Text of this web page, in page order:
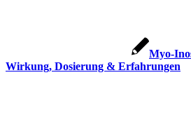
Myo-
Wir­kung, Dosie­rung & Erfah­run­gen